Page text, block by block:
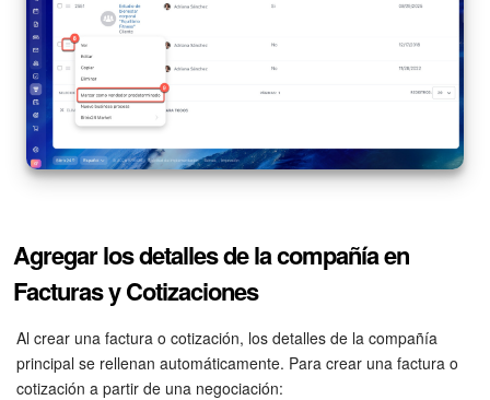
Agregar los detalles de la compañía en
Facturas y Cotizaciones
Al crear una factura o cotización, los detalles de la compañía
principal se rellenan automáticamente. Para crear una factura o
cotización a partir de una negociación: